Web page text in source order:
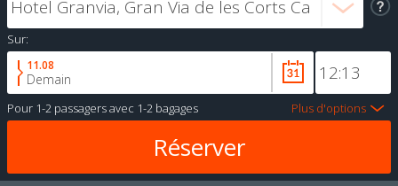
Sur:
11.08
Demain
Pour 1-2 passagersavec 1-2 bagages Plus d'options